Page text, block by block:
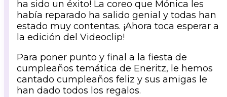
ha sido un éxito! La coreo que Mónica les
había reparado ha salido genial y todas han
estado muy contentas. ¡Ahora toca esperar a
la edición del Videoclip!
Para poner punto y final a la fiesta de
cumpleaños temática de Eneritz, le hemos
cantado cumpleaños feliz y sus amigas le
han dado todos los regalos.